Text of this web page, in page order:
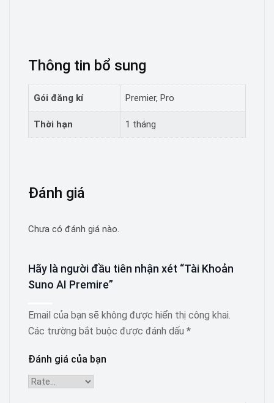
Thông tin bổ sung
Gói đăng kí Premier, Pro
Thời hạn 1 tháng
Đánh giá
Chưa có đánh giá nào.
Hãy là người đầu tiên nhận xét “Tài Khoản
Suno AI Premire”
Email của bạn sẽ không được hiển thị công khai.
Các trường bắt buộc được đánh dấu *
Đánh giá của bạn